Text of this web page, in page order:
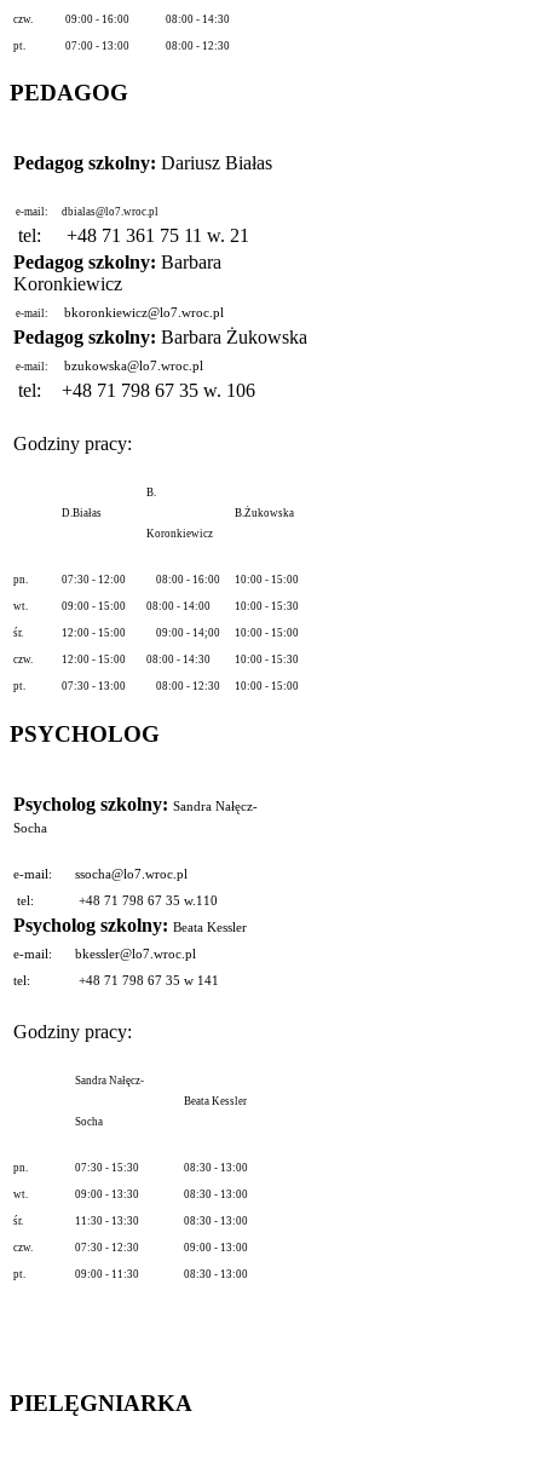
czw. 09:00 - 16:00 08:00 - 14:30
pt. 07:00 - 13:00 08:00 - 12:30
PEDAGOG
Pedagog szkolny: Dariusz Białas
e-mail: dbialas@lo7.wroc.pl
tel:
+48 71 361 75 11 w. 21
Pedagog szkolny: Barbara
Koronkiewicz
e-mail: bkoronkiewicz@lo7.wroc.pl
Pedagog szkolny: Barbara Żukowska
e-mail: bzukowska@lo7.wroc.pl
tel: +48 71 798 67 35 w. 106
Godziny pracy:
D.Białas
B.
Koronkiewicz
B.Żukowska
pn. 07:30 - 12:00 08:00 - 16:00 10:00 - 15:00
wt. 09:00 - 15:00 08:00 - 14:00 10:00 - 15:30
śr. 12:00 - 15:00 09:00 - 14;00 10:00 - 15:00
czw. 12:00 - 15:00 08:00 - 14:30 10:00 - 15:30
pt. 07:30 - 13:00 08:00 - 12:30 10:00 - 15:00
PSYCHOLOG
Psycholog szkolny: Sandra Nałęcz-
Socha
e-mail:
ssocha@lo7.wroc.pl
tel:
+48 71 798 67 35 w.110
Psycholog szkolny: Beata Kessler
e-mail:
bkessler@lo7.wroc.pl
tel:
+48 71 798 67 35 w 141
Godziny pracy:
Sandra Nałęcz-
Socha
Beata Kessler
pn. 07:30 - 15:30 08:30 - 13:00
wt. 09:00 - 13:30 08:30 - 13:00
śr. 11:30 - 13:30 08:30 - 13:00
czw. 07:30 - 12:30 09:00 - 13:00
pt. 09:00 - 11:30 08:30 - 13:00
PIELĘGNIARKA